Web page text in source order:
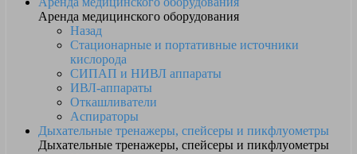
Аренда медицинского оборудования
Назад
Стационарные и портативные источники
кислорода
СИПАП и НИВЛ аппараты
ИВЛ-аппараты
Откашливатели
Аспираторы
Дыхательные тренажеры, спейсеры и пикфлуометры
Дыхательные тренажеры, спейсеры и пикфлуометры